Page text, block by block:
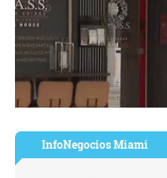
InfoNegocios Miami